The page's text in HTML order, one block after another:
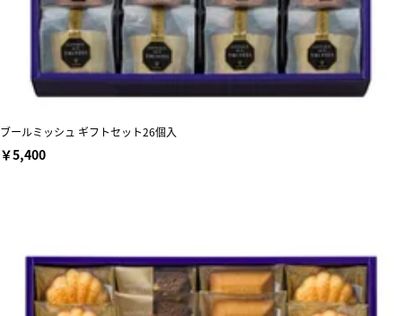
ブールミッシュ ギフトセット26個入
￥5,400